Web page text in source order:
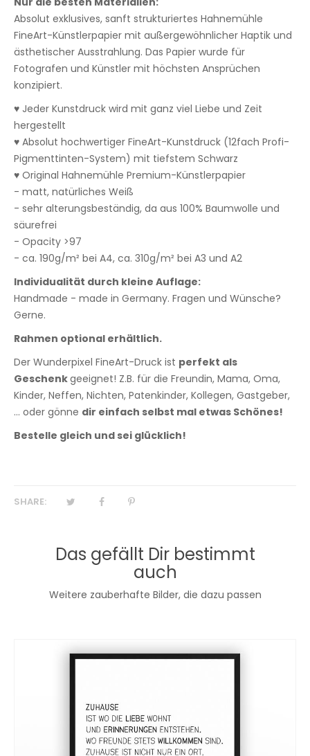
Absolut exklusives, sanft strukturiertes Hahnemühle
FineArt-Künstlerpapier mit außergewöhnlicher Haptik und
ästhetischer Ausstrahlung. Das Papier wurde für
Fotografen und Künstler mit höchsten Ansprüchen
konzipiert.
♥ Jeder Kunstdruck wird mit ganz viel Liebe und Zeit
hergestellt
♥ Absolut hochwertiger FineArt-Kunstdruck (12fach Profi-
Pigmenttinten-System) mit tiefstem Schwarz
♥ Original Hahnemühle Premium-Künstlerpapier
- matt, natürliches Weiß
- sehr alterungsbeständig, da aus 100% Baumwolle und
säurefrei
- Opacity >97
- ca. 190g/m² bei A4, ca. 310g/m² bei A3 und A2
Individualität durch kleine Auflage:
Handmade - made in Germany. Fragen und Wünsche?
Gerne.
Rahmen optional erhältlich.
Der Wunderpixel FineArt-Druck ist perfekt als
Geschenkgeeignet! Z.B. für die Freundin, Mama, Oma,
Kinder, Neffen, Nichten, Patenkinder, Kollegen, Gastgeber,
... oder gönne dir einfach selbst mal etwas Schönes!
Bestelle gleich und sei glücklich!
SHARE:
Das gefällt Dir bestimmt
auch
Weitere zauberhafte Bilder, die dazu passen